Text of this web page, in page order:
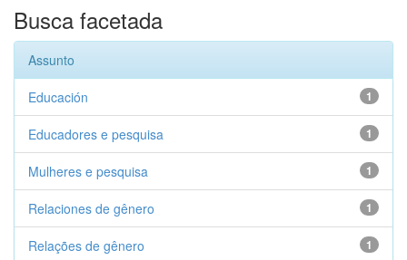
Busca facetada
Assunto
1
Educación
1
Educadores e pesquisa
1
Mulheres e pesquisa
1
Relaciones de gênero
1
Relações de gênero